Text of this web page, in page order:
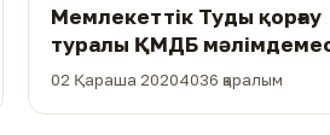
Мемлекеттік Туды қорғау
туралы ҚМДБ
02 Қараша 20204036 қаралым